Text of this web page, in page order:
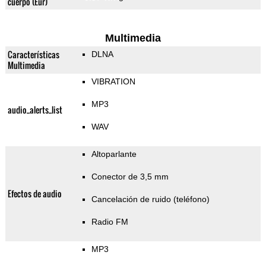
Multimedia
Características
Multimedia
DLNA
audio_alerts_list
VIBRATION
MP3
WAV
Efectos de audio
Altoparlante
Conector de 3,5 mm
Cancelación de ruido (teléfono)
Radio FM
MP3